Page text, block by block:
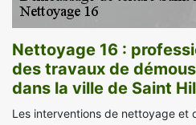
Nettoyage 16 :
des travaux de
dans la ville de Saint
Les interventions de nettoyage et